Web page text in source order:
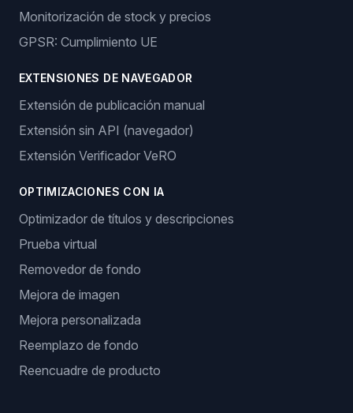
Monitorización de stock y precios
GPSR: Cumplimiento UE
EXTENSIONES DE NAVEGADOR
Extensión de publicación manual
Extensión sin API (navegador)
Extensión Verificador VeRO
OPTIMIZACIONES CON IA
Optimizador de títulos y descripciones
Prueba virtual
Removedor de fondo
Mejora de imagen
Mejora personalizada
Reemplazo de fondo
Reencuadre de producto